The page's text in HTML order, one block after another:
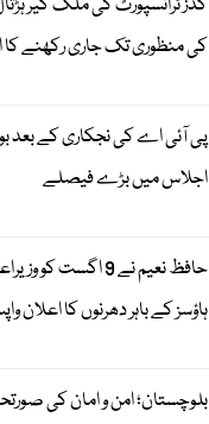
گڈز ٹرانسپورٹ کی ملک گیر
کی منظوری تک جاری رکھنے کا
پی آئی اے کی نجکاری کے بعد
اجلاس میں بڑے فیصلے
حافظ نعیم نے 9 اگست
ہاؤسز کے باہر دھرنوں کا اعلان
بلوچستان؛ امن و امان کی